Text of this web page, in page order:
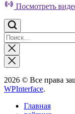
Посмотреть
Найти:
Закрыть
поиск
2026 © Все права
WPInterface.
Главная